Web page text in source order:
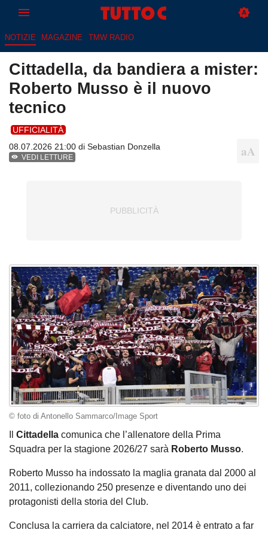
NOTIZIE MAGAZINE TMW RADIO
Cittadella, da bandiera a mister:
Roberto Musso è il nuovo
tecnico
UFFICIALITÀ
08.07.2026 21:00 di Sebastian Donzella
VEDI LETTURE
© foto di Antonello Sammarco/Image Sport
Cittadella comunica che l’allenatore della Prima
Squadra per la stagione 2026/27 sarà Roberto Musso.
Roberto Musso ha indossato la maglia granata dal 2000 al
2011, collezionando 250 presenze e diventando uno dei
protagonisti della storia del Club.
Conclusa la carriera da calciatore, nel 2014 è entrato a far